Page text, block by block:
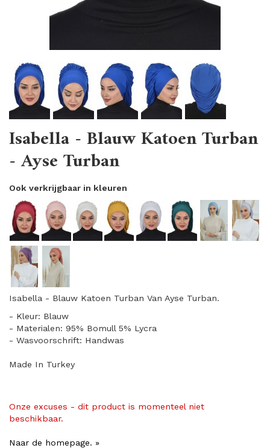
Isabella - Blauw Katoen Turban
- Ayse Turban
Ook verkrijgbaar in kleuren
Isabella - Blauw Katoen Turban Van Ayse Turban.
- Kleur: Blauw
- Materialen: 95% Bomull 5% Lycra
- Wasvoorschrift: Handwas
Made In Turkey
Onze excuses - dit product is momenteel niet
beschikbaar.
Naar de homepage. »